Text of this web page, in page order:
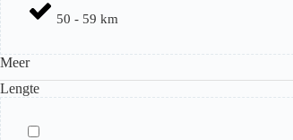
50 - 59 km
Meer
Lengte